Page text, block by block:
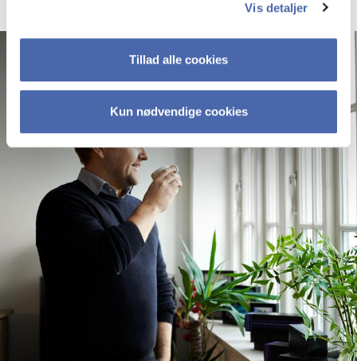
Vis detaljer
Tillad alle cookies
Kun nødvendige cookies